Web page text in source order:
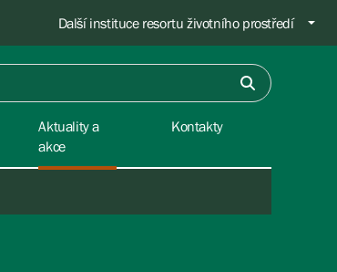
Další instituce resortu životního prostředí
Aktuality a
akce
Kontakty